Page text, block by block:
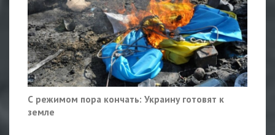
С режимом пора кончать: Украину готовят к
земле